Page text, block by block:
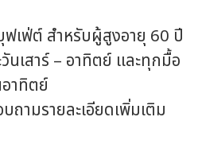
ต์ สำหรับผู้สูงอายุ 60 ปี
นเสาร์ – อาทิตย์ และทุกมื้อ
าทิตย์
มรายละเอียดเพิ่มเติม